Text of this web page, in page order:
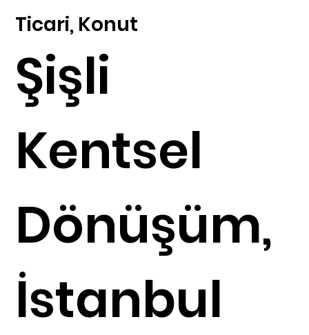
Ticari, Konut
Şişli
Kentsel
Dönüşüm,
İstanbul